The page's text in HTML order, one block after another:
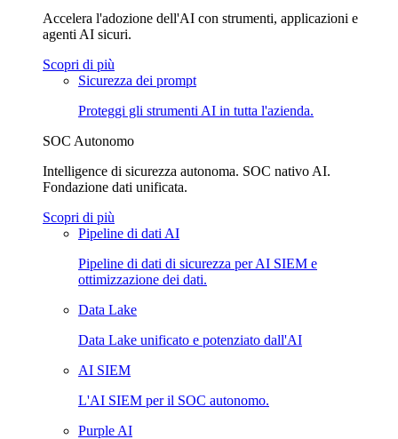
Accelera l'adozione dell'AI con strumenti, applicazioni e
agenti AI sicuri.
Scopri di più
Sicurezza dei prompt
Proteggi gli strumenti AI in tutta l'azienda.
SOC Autonomo
Intelligence di sicurezza autonoma. SOC nativo AI.
Fondazione dati unificata.
Scopri di più
Pipeline di dati AI
Pipeline di dati di sicurezza per AI SIEM e
ottimizzazione dei dati.
Data Lake
Data Lake unificato e potenziato dall'AI
AI SIEM
L'AI SIEM per il SOC autonomo.
Purple AI